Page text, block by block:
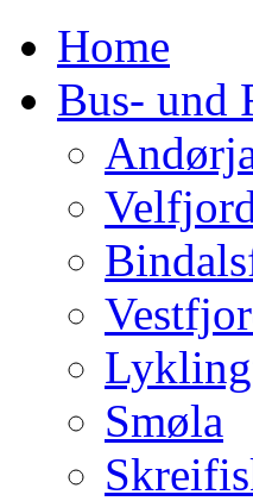
Home
Bus- und
Smøla